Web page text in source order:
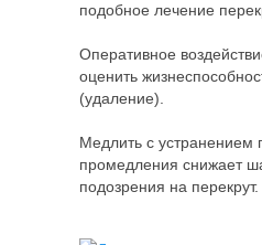
подобное лечение
Оперативное
оценить
(удаление).
Медлить с устранением
промедления снижает
подозрения на перекрут.